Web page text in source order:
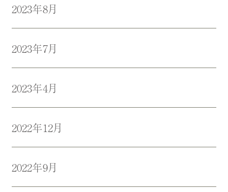
2023年8月
2023年7月
2023年4月
2022年12月
2022年9月